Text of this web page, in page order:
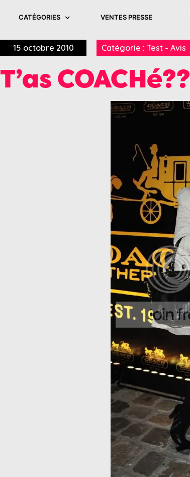
CATÉGORIES VENTES PRESSE
15 octobre 2010 Catégorie : Test - Avis
T’as COACHé??